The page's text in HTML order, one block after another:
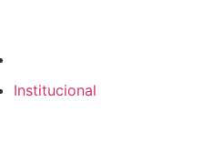
Institucional